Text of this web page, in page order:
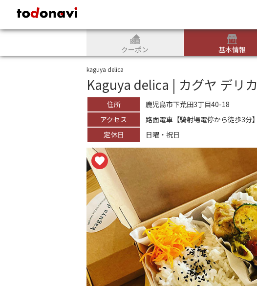
todonavi - 鹿児島のクーポンサイト、様々なジャンルのクーポンが見つかる
クーポン 基本情報
kaguya delica
Kaguya delica | カグヤ デリカ
住所
鹿児島市下荒田3丁目40-18
アクセス
路面電車【騎射場電停から徒歩3分】
定休日
日曜・祝日